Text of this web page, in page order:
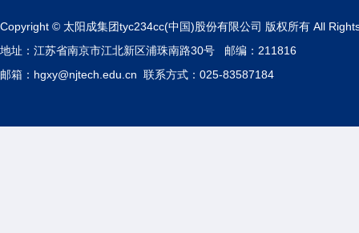
Copyright © 太阳成集团tyc234cc(中国)股份有限公司 版权所有 All
地址：江苏省南京市江北新区浦珠南路30号 邮编：211816
邮箱：hgxy@njtech.edu.cn 联系方式：025-83587184